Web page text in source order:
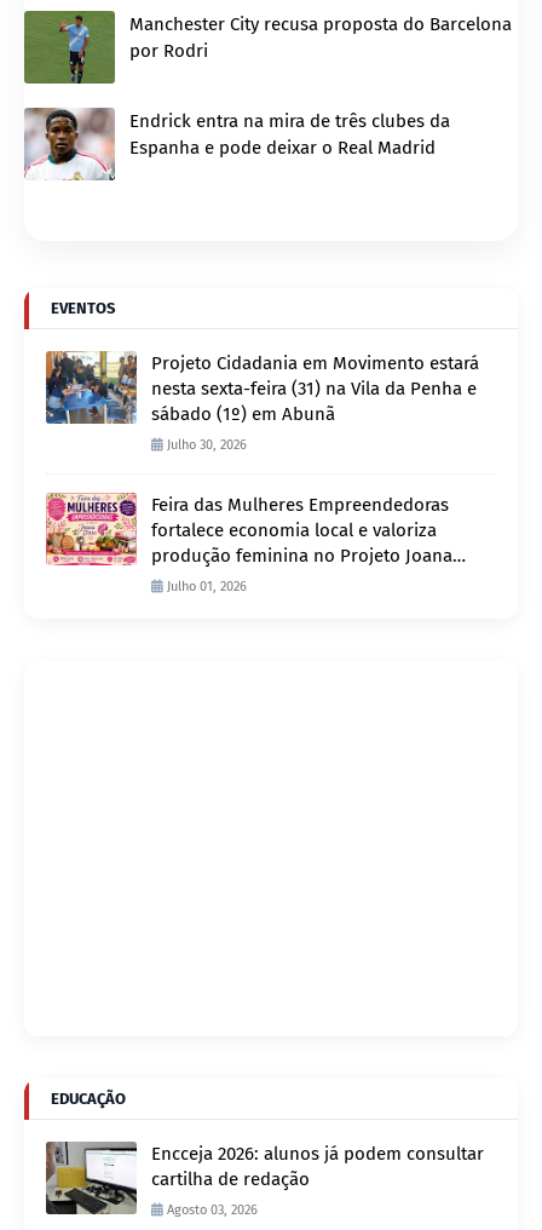
Manchester City recusa proposta do Barcelona
por Rodri
Endrick entra na mira de três clubes da
Espanha e pode deixar o Real Madrid
EVENTOS
Projeto Cidadania em Movimento estará
nesta sexta-feira (31) na Vila da Penha e
sábado (1º) em Abunã
Julho 30, 2026
Feira das Mulheres Empreendedoras
fortalece economia local e valoriza
produção feminina no Projeto Joana
D’Arc
Julho 01, 2026
EDUCAÇÃO
Encceja 2026: alunos já podem consultar
cartilha de redação
Agosto 03, 2026